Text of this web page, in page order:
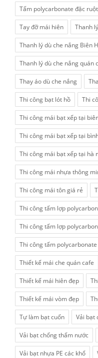
Tấm polycarbonate đặc
Tay đỡ mái hiên Thanh
Thanh lý dù che nắng Biên
Thanh lý dù che nắng quán
Thay áo dù che nắng
Thi công bạt lót hồ Thi
Thi công mái bạt xếp tại
Thi công mái bạt xếp tại
Thi công mái bạt xếp tại hà
Thi công mái nhựa thông
Thi công mái tôn giá rẻ
Thi công tấm lợp
Thi công tấm lợp
Thi công tấm
Thiết kế mái che quán cafe
Thiết kế mái hiên đẹp
Thiết kế mái vòm đẹp
Tự làm bạt cuốn Vải bạt
Vải bạt chống thấm nước
Vải bạt nhựa PE các khổ